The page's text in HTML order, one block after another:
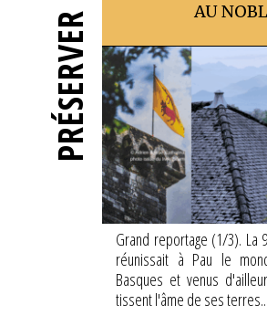
PRÉSERVER
AU
Grand reportage (1/3). La
réunissait à Pau le
Basques et venus
tissent l'âme de ses